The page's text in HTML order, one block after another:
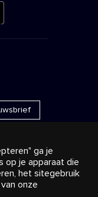
ga je
op je apparaat die
het sitegebruik
onze